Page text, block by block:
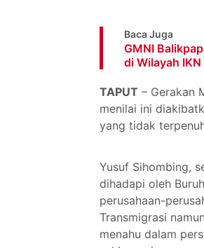
Baca Juga
GMNI
di Wilayah IKN
TAPUT – Gerakan
menilai ini
yang tidak
Yusuf Sihombing,
dihadapi oleh
perusahaan-
Transmigrasi
menahu dalam